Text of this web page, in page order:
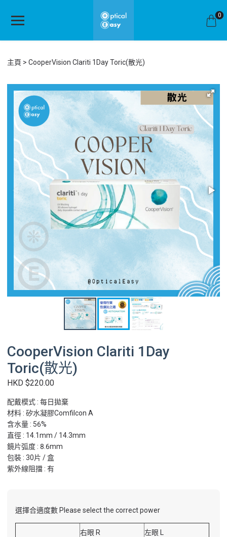
0
主頁 CooperVision Clariti 1Day Toric(散光)
CooperVision Clariti 1Day
Toric(散光)
HKD $220.00
配戴模式 : 每日拋棄
材料 : 矽水凝膠Comfilcon A
含水量 : 56%
直徑 : 14.1mm / 14.3mm
鏡片弧度 : 8.6mm
包裝 : 30片 / 盒
紫外線阻擋 : 有
選擇合適度數 Please select the correct power
右眼 R 左眼 L